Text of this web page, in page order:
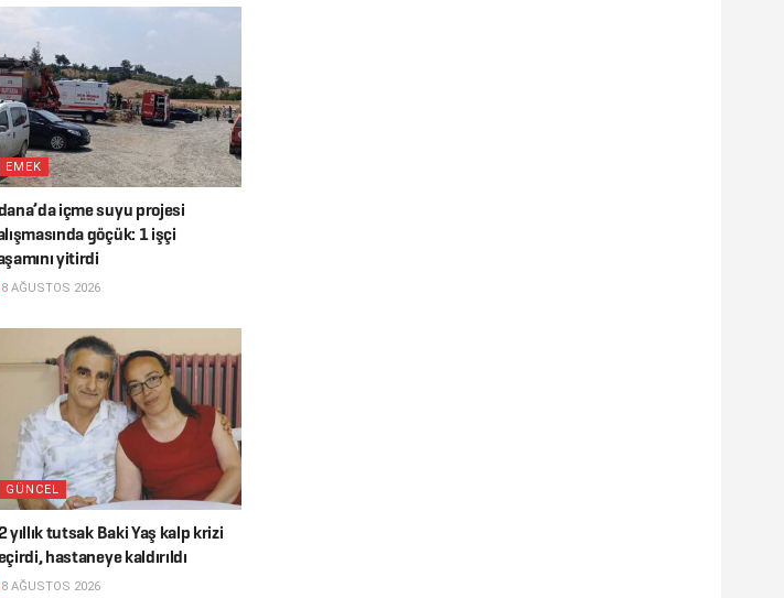
EMEK
içme suyu projesi
göçük: 1 işçi
yitirdi
AĞUSTOS 2026
GÜNCEL
yıllık tutsak Baki Yaş kalp krizi
hastaneye kaldırıldı
AĞUSTOS 2026